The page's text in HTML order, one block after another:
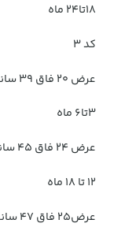
18تا24 ماه
کد 3
عرض 20 فاق 39 سانت
3تا6 ماه
عرض 24 فاق 45 سانت
12 تا 18 ماه
عرض25 فاق 47 سانت